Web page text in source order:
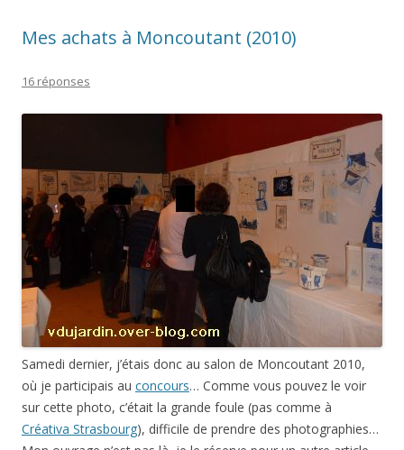
Mes achats à Moncoutant (2010)
16 réponses
Samedi dernier, j’étais donc au salon de Moncoutant 2010,
où je participais au concours… Comme vous pouvez le voir
sur cette photo, c’était la grande foule (pas comme à
Créativa Strasbourg), difficile de prendre des photographies…